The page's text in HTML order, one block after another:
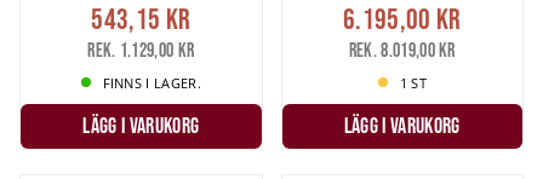
543,15 kr
Rek. 1.129,00 kr
FINNS I LAGER.
LÄGG I VARUKORG
6.195,00 kr
Rek. 8.019,00 kr
1 ST
LÄGG I VARUKORG